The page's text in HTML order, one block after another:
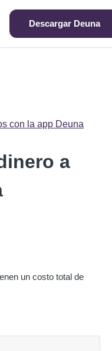
Descargar Deuna
con la app Deuna
a
un costo total de